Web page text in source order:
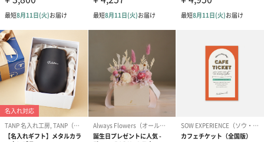
ブライダルロリポップ
（1,122円）
ブライダルロリポップ
今治タオルケ
生花
生花のブーケを同梱します。
※9-15時にご注文いただく場合、最短のお届け可能日が通常より
も1日遅くなります。